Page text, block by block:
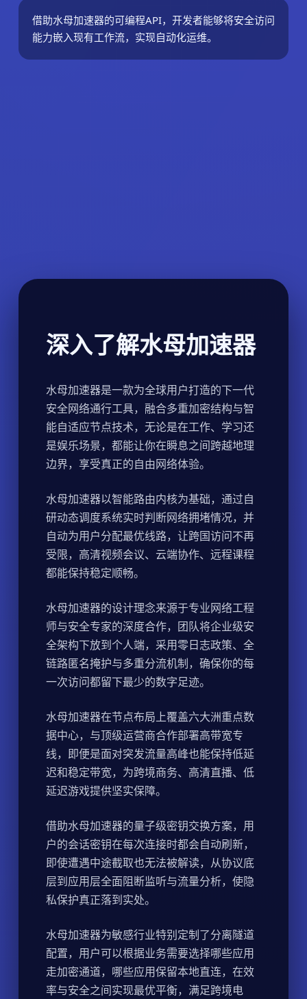
借助水母加速器的可编程API，开发者能够将安全访问
能力嵌入现有工作流，实现自动化运维。
深入了解水母加速器
水母加速器是一款为全球用户打造的下一代
安全网络通行工具，融合多重加密结构与智
能自适应节点技术，无论是在工作、学习还
是娱乐场景，都能让你在瞬息之间跨越地理
边界，享受真正的自由网络体验。
水母加速器以智能路由内核为基础，通过自
研动态调度系统实时判断网络拥堵情况，并
自动为用户分配最优线路，让跨国访问不再
受限，高清视频会议、云端协作、远程课程
都能保持稳定顺畅。
水母加速器的设计理念来源于专业网络工程
师与安全专家的深度合作，团队将企业级安
全架构下放到个人端，采用零日志政策、全
链路匿名掩护与多重分流机制，确保你的每
一次访问都留下最少的数字足迹。
水母加速器在节点布局上覆盖六大洲重点数
据中心，与顶级运营商合作部署高带宽专
线，即便是面对突发流量高峰也能保持低延
迟和稳定带宽，为跨境商务、高清直播、低
延迟游戏提供坚实保障。
借助水母加速器的量子级密钥交换方案，用
户的会话密钥在每次连接时都会自动刷新，
即使遭遇中途截取也无法被解读，从协议底
层到应用层全面阻断监听与流量分析，使隐
私保护真正落到实处。
水母加速器为敏感行业特别定制了分离隧道
配置，用户可以根据业务需要选择哪些应用
走加密通道，哪些应用保留本地直连，在效
率与安全之间实现最优平衡，满足跨境电